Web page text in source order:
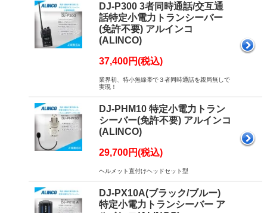
DJ-P300 3者同時通話/交互通
話特定小電力トランシーバー
(免許不要) アルインコ
(ALINCO)
37,400円(税込)
業界初、特小無線帯で３者同時通話を親局無しで
実現！
DJ-PHM10 特定小電力トラン
シーバー(免許不要) アルインコ
(ALINCO)
29,700円(税込)
ヘルメット直付けヘッドセット型
DJ-PX10A(ブラック/ブルー)
特定小電力トランシーバー ア